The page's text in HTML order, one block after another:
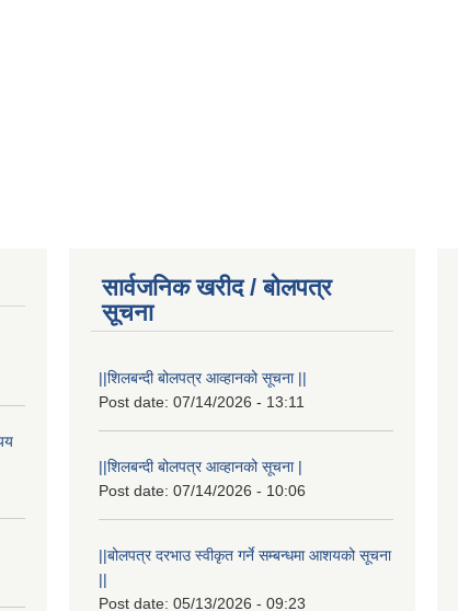
सार्वजनिक खरीद / बोलपत्र
सूचना
||शिलबन्दी बोलपत्र आव्हानको सूचना ||
Post date: 07/14/2026 - 13:11
||शिलबन्दी बोलपत्र आव्हानको सूचना |
Post date: 07/14/2026 - 10:06
||बोलपत्र दरभाउ स्वीकृत गर्ने सम्बन्धमा आशयको सूचना
||
Post date: 05/13/2026 - 09:23